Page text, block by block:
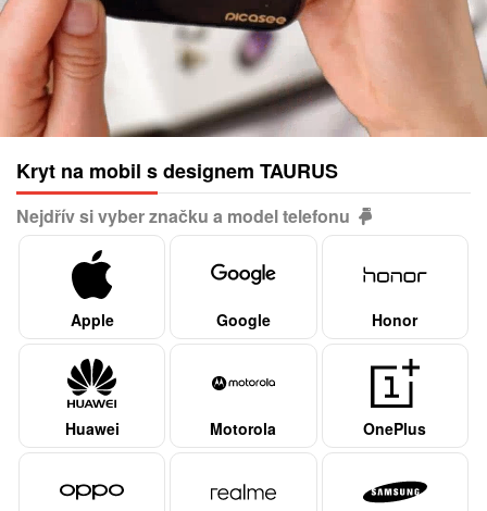
Kryt na mobil s designem TAURUS
Nejdřív si vyber značku a model telefonu
Apple Google Honor
Huawei Motorola OnePlus